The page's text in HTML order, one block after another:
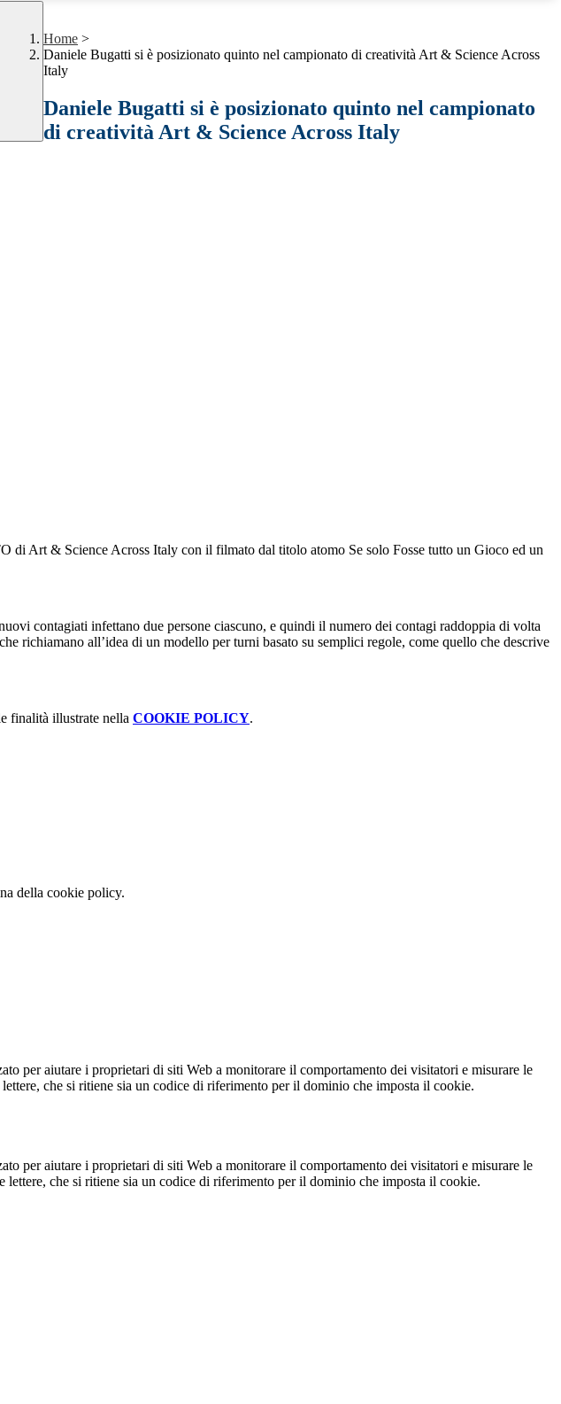
Home >
Daniele Bugatti si è posizionato quinto nel campionato di creatività Art & Science Across
Italy
Daniele Bugatti si è posizionato quinto nel campionato
di creatività Art & Science Across Italy
di Art & Science Across Italy con il filmato dal titolo atomo Se solo Fosse tutto un Gioco ed un
contagiati infettano due persone ciascuno, e quindi il numero dei contagi raddoppia di volta
richiamano all’idea di un modello per turni basato su semplici regole, come quello che descrive
finalità illustrate nella COOKIE POLICY.
della cookie policy.
per aiutare i proprietari di siti Web a monitorare il comportamento dei visitatori e misurare le
che si ritiene sia un codice di riferimento per il dominio che imposta il cookie.
per aiutare i proprietari di siti Web a monitorare il comportamento dei visitatori e misurare le
che si ritiene sia un codice di riferimento per il dominio che imposta il cookie.